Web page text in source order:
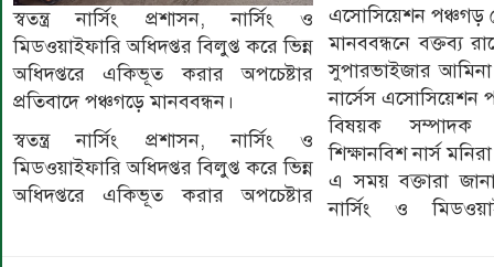
স্বতন্ত্র নার্সিং প্রশাসন, নার্সিং ও
মিডওয়াইফারি অধিদপ্তর বিলুপ্ত করে ভিন্ন
অধিদপ্তরে একিভূত করার অপচেষ্টার
প্রতিবাদে পঞ্চগড়ে মানববন্ধন।
স্বতন্ত্র নার্সিং প্রশাসন, নার্সিং ও
মিডওয়াইফারি অধিদপ্তর বিলুপ্ত করে ভিন্ন
অধিদপ্তরে একিভূত করার অপচেষ্টার
এসোসিয়েশন পঞ্চগড়
মানববন্ধনে বক্তব্য
সুপারভাইজার
নার্সেস এসোসিয়েশন
বিষয়ক সম্পাদক
শিক্ষানবিশ নার্স
এ সময় বক্তারা
নার্সিং ও